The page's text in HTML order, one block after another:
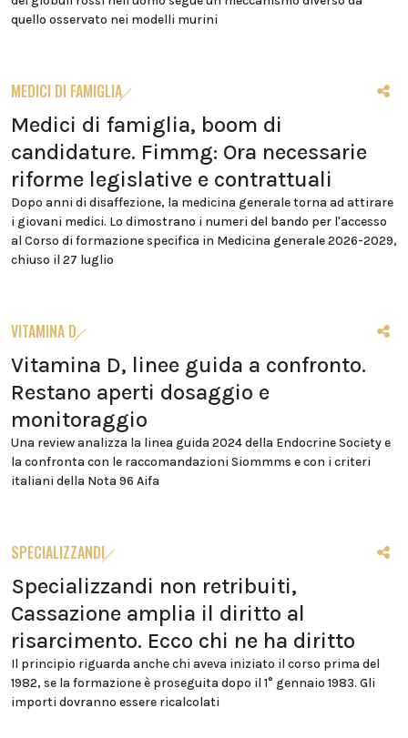
quello osservato nei modelli murini
MEDICI DI FAMIGLIA
Medici di famiglia, boom di
candidature. Fimmg: Ora necessarie
riforme legislative e contrattuali
Dopo anni di disaffezione, la medicina generale torna ad attirare
i giovani medici. Lo dimostrano i numeri del bando per l'accesso
al Corso di formazione specifica in Medicina generale 2026-2029,
chiuso il 27 luglio
VITAMINA D
Vitamina D, linee guida a confronto.
Restano aperti dosaggio e
monitoraggio
Una review analizza la linea guida 2024 della Endocrine Society e
la confronta con le raccomandazioni Siommms e con i criteri
italiani della Nota 96 Aifa
SPECIALIZZANDI
Specializzandi non retribuiti,
Cassazione amplia il diritto al
risarcimento. Ecco chi ne ha diritto
Il principio riguarda anche chi aveva iniziato il corso prima del
1982, se la formazione è proseguita dopo il 1° gennaio 1983. Gli
importi dovranno essere ricalcolati